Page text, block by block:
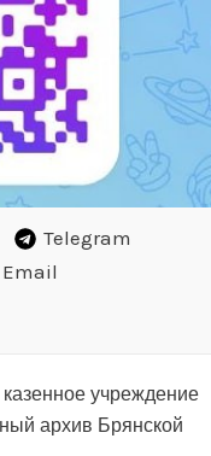
Telegram
Email
учреждение
архив Брянской